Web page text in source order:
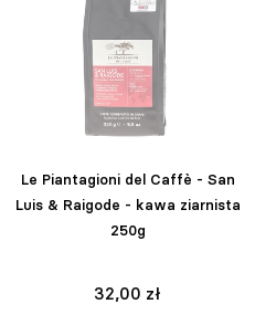
Le Piantagioni del Caffè - San
Luis & Raigode - kawa ziarnista
250g
32,00 zł